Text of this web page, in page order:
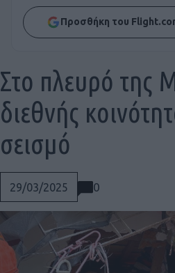
Προσθήκη του
29/03/2025 0
Στο πλευρό της
διεθνής
σεισμό